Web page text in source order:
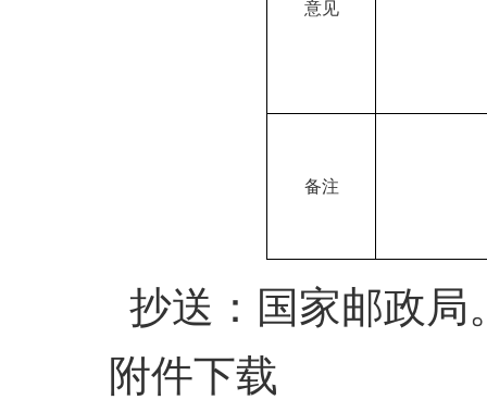
意见
备注
抄送：国家邮政局
附件下载